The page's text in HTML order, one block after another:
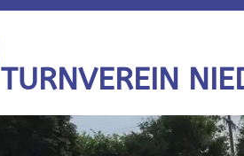
TURNVEREIN